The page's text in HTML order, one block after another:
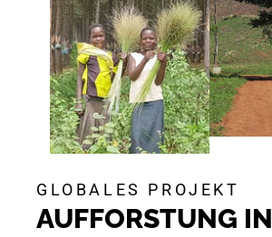
GLOBALES PROJEKT
AUFFORSTUNG IN